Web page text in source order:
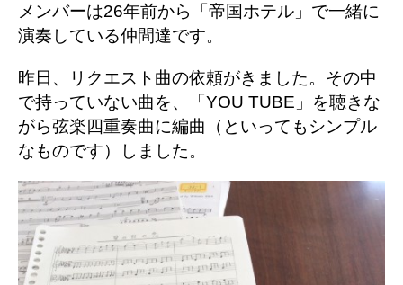
メンバーは26年前から「帝国ホテル」で一緒に
演奏している仲間達です。
昨日、リクエスト曲の依頼がきました。その中
で持っていない曲を、「YOU TUBE」を聴きな
がら弦楽四重奏曲に編曲（といってもシンプル
なものです）しました。